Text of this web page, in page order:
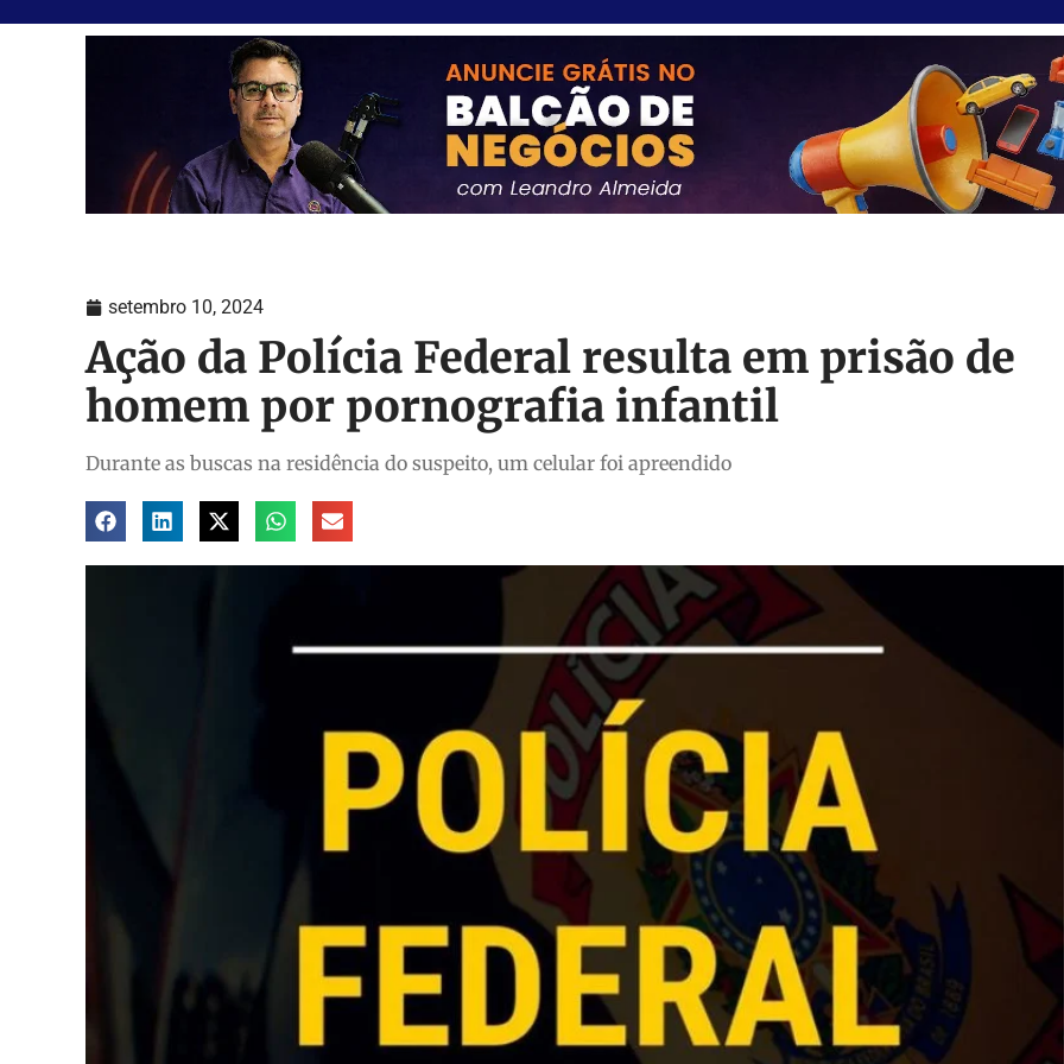
setembro 10, 2024
Ação da Polícia Federal resulta em prisão de
homem por pornografia infantil
Durante as buscas na residência do suspeito, um celular foi apreendido